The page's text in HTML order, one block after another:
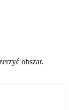
obszar.